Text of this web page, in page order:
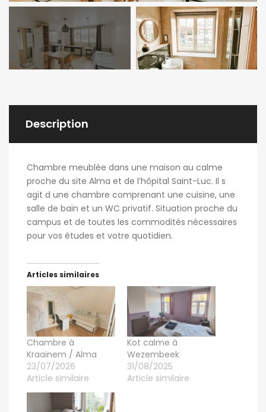
Description
Chambre meublée dans une maison au calme
proche du site Alma et de l’hôpital Saint-Luc. Il s
agit d une chambre comprenant une cuisine, une
salle de bain et un WC privatif. Situation proche du
campus et de toutes les commodités nécessaires
pour vos études et votre quotidien.
Articles similaires
Chambre à
Kraainem / Alma
23/07/2026
Article similaire
Kot calme à
Wezembeek
31/08/2025
Article similaire